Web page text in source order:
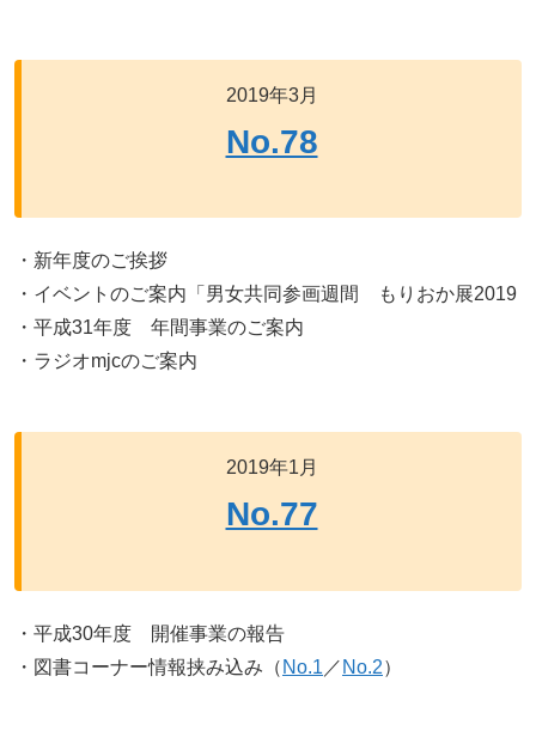
2019年3月
No.78
・新年度のご挨拶
・イベントのご案内「男女共同参画週間 もりおか展2019
・平成31年度 年間事業のご案内
・ラジオmjcのご案内
2019年1月
No.77
・平成30年度 開催事業の報告
・図書コーナー情報挟み込み（ No.1 ／ No.2）